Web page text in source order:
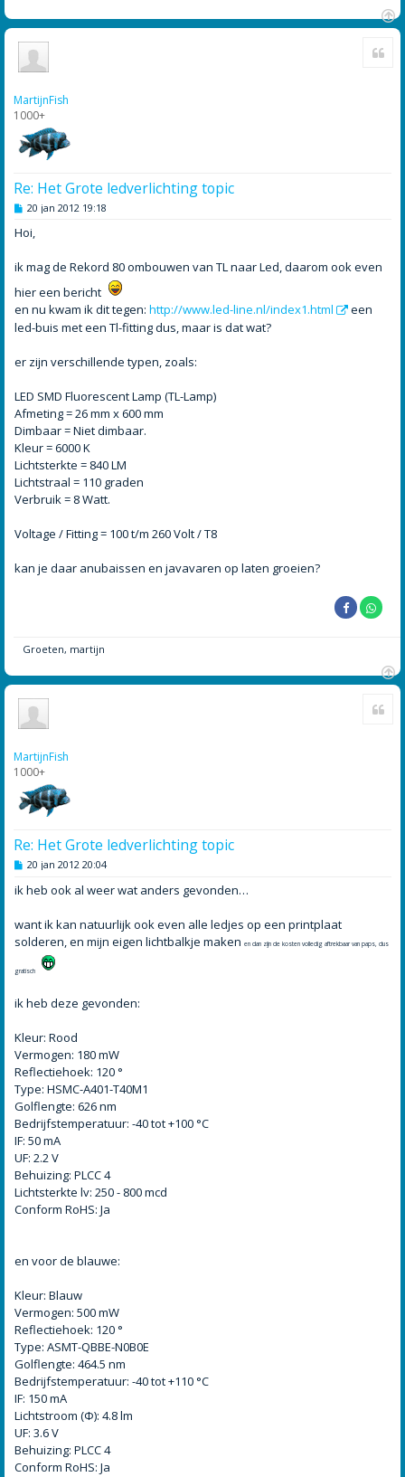
O
MartijnFish
1000+
Re: Het Grote ledverlichting topic
B
r
i
h
20 jan 2012 19:18
Hoi,
ik mag de Rekord 80 ombouwen van TL naar Led, daarom ook even
hier een bericht
en nu kwam ik dit tegen: http://www.led-line.nl/index1.html
een
led-buis met een Tl-fitting dus, maar is dat wat?
er zijn verschillende typen, zoals:
LED SMD Fluorescent Lamp (TL-Lamp)
Afmeting = 26 mm x 600 mm
Dimbaar = Niet dimbaar.
Kleur = 6000 K
Lichtsterkte = 840 LM
Lichtstraal = 110 graden
Verbruik = 8 Watt.
Voltage / Fitting = 100 t/m 260 Volt / T8
kan je daar anubaissen en javavaren op laten groeien?
Groeten, martijn
O
MartijnFish
1000+
Re: Het Grote ledverlichting topic
B
r
h
20 jan 2012 20:04
ik heb ook al weer wat anders gevonden…
want ik kan natuurlijk ook even alle ledjes op een printplaat
solderen, en mijn eigen lichtbalkje maken en dan zijn de kosten volledig aftrekbaar van paps, dus
gratisch
ik heb deze gevonden:
Kleur: Rood
Vermogen: 180 mW
Reflectiehoek: 120 °
Type: HSMC-A401-T40M1
Golflengte: 626 nm
Bedrijfstemperatuur: -40 tot +100 °C
IF: 50 mA
UF: 2.2 V
Behuizing: PLCC 4
Lichtsterkte lv: 250 - 800 mcd
Conform RoHS: Ja
en voor de blauwe:
Kleur: Blauw
Vermogen: 500 mW
Reflectiehoek: 120 °
Type: ASMT-QBBE-N0B0E
Golflengte: 464.5 nm
Bedrijfstemperatuur: -40 tot +110 °C
IF: 150 mA
Lichtstroom (Φ): 4.8 lm
UF: 3.6 V
Behuizing: PLCC 4
Conform RoHS: Ja